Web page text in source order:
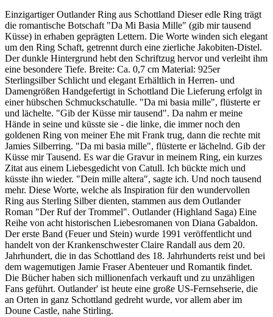
Einzigartiger Outlander Ring aus Schottland Dieser edle Ring trägt
die romantische Botschaft "Da Mi Basia Mille" (gib mir tausend
Küsse) in erhaben geprägten Lettern. Die Worte winden sich elegant
um den Ring Schaft, getrennt durch eine zierliche Jakobiten-Distel.
Der dunkle Hintergrund hebt den Schriftzug hervor und verleiht ihm
eine besondere Tiefe. Breite: Ca. 0,7 cm Material: 925er
Sterlingsilber Schlicht und elegant Erhältlich in Herren- und
Damengrößen Handgefertigt in Schottland Die Lieferung erfolgt in
einer hübschen Schmuckschatulle. "Da mi basia mille", flüsterte er
und lächelte. "Gib der Küsse mir tausend". Da nahm er meine
Hände in seine und küsste sie - die linke, die immer noch den
goldenen Ring von meiner Ehe mit Frank trug, dann die rechte mit
Jamies Silberring. "Da mi basia mille", flüsterte er lächelnd. Gib der
Küsse mir Tausend. Es war die Gravur in meinem Ring, ein kurzes
Zitat aus einem Liebesgedicht von Catull. Ich bückte mich und
küsste ihn wieder. "Dein mille altera", sagte ich. Und noch tausend
mehr. Diese Worte, welche als Inspiration für den wundervollen
Ring aus Sterling Silber dienten, stammen aus dem Outlander
Roman "Der Ruf der Trommel". Outlander (Highland Saga) Eine
Reihe von acht historischen Liebesromanen von Diana Gabaldon.
Der erste Band (Feuer und Stein) wurde 1991 veröffentlicht und
handelt von der Krankenschwester Claire Randall aus dem 20.
Jahrhundert, die in das Schottland des 18. Jahrhunderts reist und bei
dem wagemutigen Jamie Fraser Abenteuer und Romantik findet.
Die Bücher haben sich millionenfach verkauft und zu unzähligen
Fans geführt. Outlander' ist heute eine große US-Fernsehserie, die
an Orten in ganz Schottland gedreht wurde, vor allem aber im
Doune Castle, nahe Stirling.